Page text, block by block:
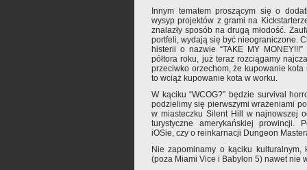
Innym tematem proszącym się o
wysyp projektów z grami na
znalazły sposób na drugą młodość.
portfeli, wydają się być nieograniczone.
histerii o nazwie “TAKE MY
półtora roku, już teraz rozciągamy
przeciwko orzechom, że kupowanie
to wciąż kupowanie kota w worku.
W kąciku “WCOG?” będzie survival
podzielimy się pierwszymi wrażeniami
w miasteczku Silent Hill w najnowszej
turystyczne amerykańskiej prowincji.
iOSie, czy o reinkarnacji Dungeon
Nie zapominamy o kąciku kulturalnym,
(poza Miami Vice i Babylon 5) nawet nie